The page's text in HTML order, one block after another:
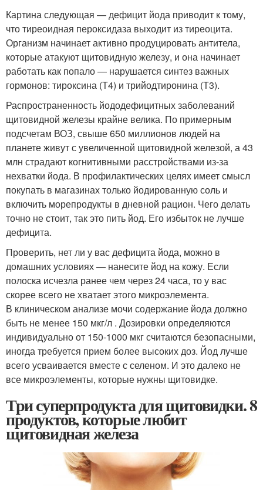
Картина следующая — дефицит йода приводит к тому,
что тиреоидная пероксидаза выходит из тиреоцита.
Организм начинает активно продуцировать антитела,
которые атакуют щитовидную железу, и она начинает
работать как попало — нарушается синтез важных
гормонов: тироксина (Т4) и трийодтиронина (Т3).
Распространенность йододефицитных заболеваний
щитовидной железы крайне велика. По примерным
подсчетам ВОЗ, свыше 650 миллионов людей на
планете живут с увеличенной щитовидной железой, а 43
млн страдают когнитивными расстройствами из-за
нехватки йода. В профилактических целях имеет смысл
покупать в магазинах только йодированную соль и
включить морепродукты в дневной рацион. Чего делать
точно не стоит, так это пить йод. Его избыток не лучше
дефицита.
Проверить, нет ли у вас дефицита йода, можно в
домашних условиях — нанесите йод на кожу. Если
полоска исчезла ранее чем через 24 часа, то у вас
скорее всего не хватает этого микроэлемента.
В клиническом анализе мочи содержание йода должно
быть не менее 150 мкг/л . Дозировки определяются
индивидуально от 150-1000 мкг считаются безопасными,
иногда требуется прием более высоких доз. Йод лучше
всего усваивается вместе с селеном. И это далеко не
все микроэлементы, которые нужны щитовидке.
Три суперпродукта для щитовидки. 8
продуктов, которые любит
щитовидная железа